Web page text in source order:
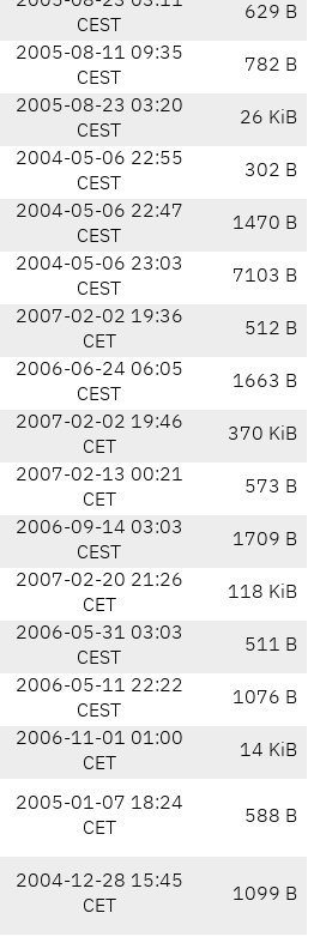
CEST
629 B
2005-08-11 09:35
CEST
782 B
2005-08-23 03:20
CEST
26 KiB
2004-05-06 22:55
CEST
302 B
2004-05-06 22:47
CEST
1470 B
2004-05-06 23:03
CEST
7103 B
2007-02-02 19:36
CET
512 B
2006-06-24 06:05
CEST
1663 B
2007-02-02 19:46
CET
370 KiB
2007-02-13 00:21
CET
573 B
2006-09-14 03:03
CEST
1709 B
2007-02-20 21:26
CET
118 KiB
2006-05-31 03:03
CEST
511 B
2006-05-11 22:22
CEST
1076 B
2006-11-01 01:00
CET
14 KiB
2005-01-07 18:24
CET
588 B
2004-12-28 15:45
CET
1099 B